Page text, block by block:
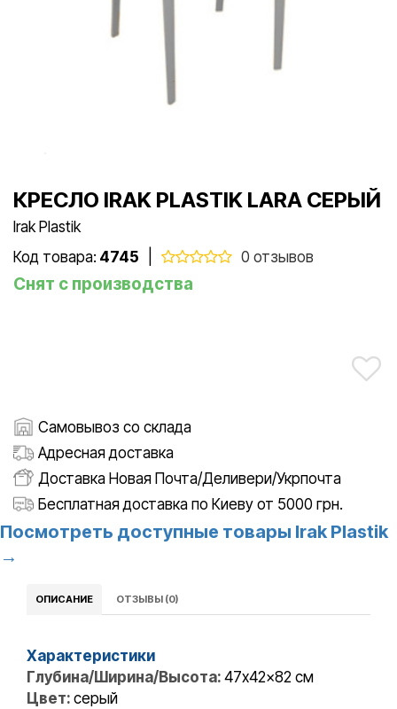
КРЕСЛО IRAK PLASTIK LARA СЕРЫЙ
Irak Plastik
Код товара: 4745 0 отзывов
Снят с производства
Самовывоз со склада
Адресная доставка
Доставка Новая Почта/Деливери/Укрпочта
Бесплатная доставка по Киеву от 5000 грн.
Посмотреть доступные товары Irak Plastik
→
ОПИСАНИЕ ОТЗЫВЫ (0)
Характеристики
Глубина/Ширина/Высота: 47x42x82 см
Цвет: серый